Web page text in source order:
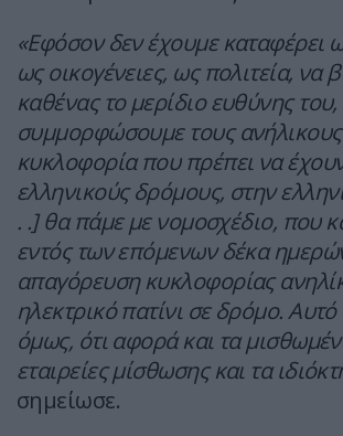
«Εφόσον δεν έχουμε καταφέρει
ως οικογένειες, ως πολιτεία, να
καθένας το μερίδιο ευθύνης
συμμορφώσουμε τους
κυκλοφορία που πρέπει να
ελληνικούς δρόμους, στην
. .] θα πάμε με νομοσχέδιο, που
εντός των επόμενων δέκα
απαγόρευση κυκλοφορίας
ηλεκτρικό πατίνι σε δρόμο. Αυτό
όμως, ότι αφορά και τα
εταιρείες μίσθωσης και τα
σημείωσε.